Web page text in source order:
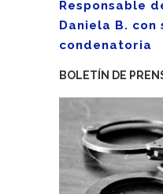
Responsable
Daniela B. con
condenatoria
BOLETÍN DE